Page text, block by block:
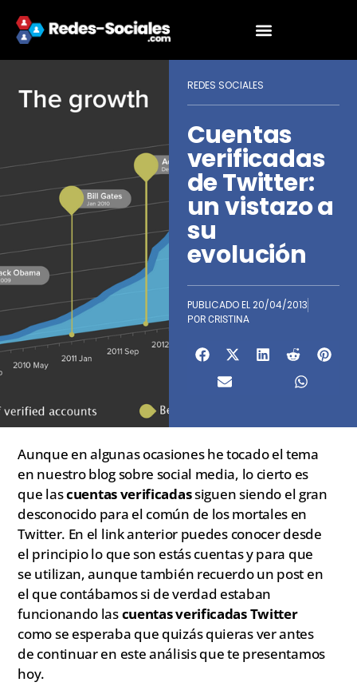
REDES SOCIALES
Cuentas
verificadas
de Twitter:
un vistazo a
su
evolución
PUBLICADO EL20/04/2013
POR CRISTINA
Aunque en algunas ocasiones he tocado el tema
en nuestro blog sobre social media, lo cierto es
que lascuentas verificadassiguen siendo el gran
desconocido para el común de los mortales en
Twitter. En el link anterior puedes conocer desde
el principio lo que son estás cuentas y para que
se utilizan, aunque también recuerdo un post en
el que contábamos si de verdad estaban
funcionando lascuentas verificadas Twitter
como se esperaba que quizás quieras ver antes
de continuar en este análisis que te presentamos
hoy.